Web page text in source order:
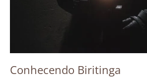
Conhecendo Biritinga